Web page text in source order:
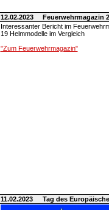
12.02.2023
Feuerwehrmagazin
Interessanter Bericht im
19 Helmmodelle im Vergleich
"Zum Feuerwehrmagazin"
11.02.2023 Tag des